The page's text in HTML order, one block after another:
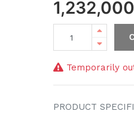
Temporarily
PRODUCT